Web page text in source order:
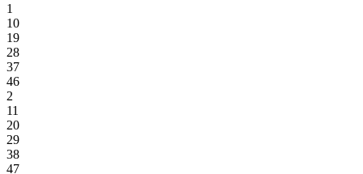
1
10
19
28
37
46
2
11
20
29
38
47